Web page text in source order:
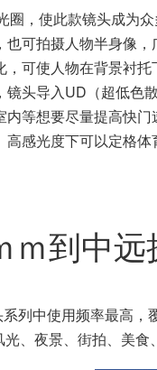
光圈下
大光圈人